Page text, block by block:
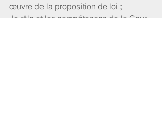
œuvre de la proposition de loi ;
-le rôle et les compétences de la Cour